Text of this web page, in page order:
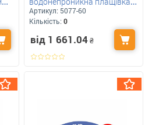
на підкладці з логотипом
Артикул: 5077-60
Кількість:0
від 1 661.04₴